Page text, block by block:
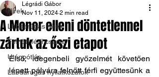
Hírek
Labdarúgás hírek
Felnőtt férfi csapat
Utánpótlás
Labdarúgás nyilatkozatok
A Monor elleni döntetlennel
zártuk az őszi etapot
Légrádi Gábor
Nov 11, 2024 2 min read
Első, idegenbeli győzelmét követően
lépett pályára felnőtt férfi együttesünk a